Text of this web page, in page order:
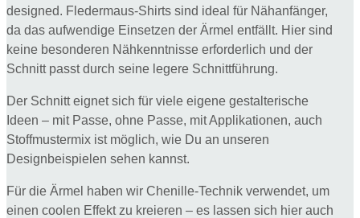
designed. Fledermaus-Shirts sind ideal für Nähanfänger,
da das aufwendige Einsetzen der Ärmel entfällt. Hier sind
keine besonderen Nähkenntnisse erforderlich und der
Schnitt passt durch seine legere Schnittführung.
Der Schnitt eignet sich für viele eigene gestalterische
Ideen – mit Passe, ohne Passe, mit Applikationen, auch
Stoffmustermix ist möglich, wie Du an unseren
Designbeispielen sehen kannst.
Für die Ärmel haben wir Chenille-Technik verwendet, um
einen coolen Effekt zu kreieren – es lassen sich hier auch